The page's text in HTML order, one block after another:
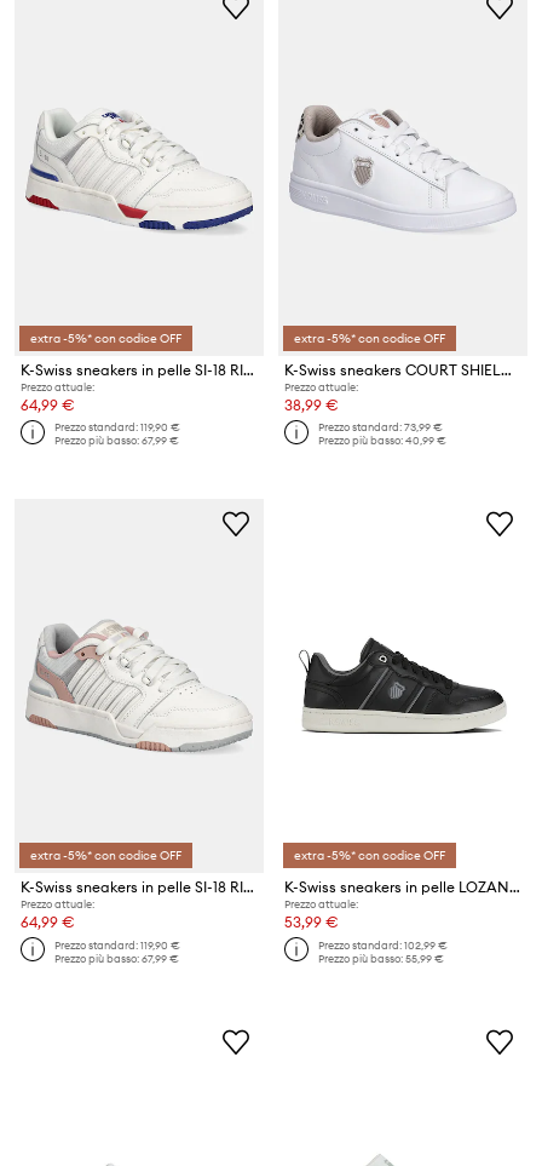
extra -5%* con codice OFF
K-Swiss sneakers in pelle SI-18 RIVAL
Prezzo attuale:
64,99 €
Prezzo standard:119,90 €
Prezzo più basso:67,99 €
extra -5%* con codice OFF
K-Swiss sneakers COURT SHIELD II
Prezzo attuale:
38,99 €
Prezzo standard:73,99 €
Prezzo più basso:40,99 €
extra -5%* con codice OFF
K-Swiss sneakers in pelle SI-18 RIVAL
Prezzo attuale:
64,99 €
Prezzo standard:119,90 €
Prezzo più basso:67,99 €
extra -5%* con codice OFF
K-Swiss sneakers in pelle LOZAN MATCH LUX
Prezzo attuale:
53,99 €
Prezzo standard:102,99 €
Prezzo più basso:55,99 €